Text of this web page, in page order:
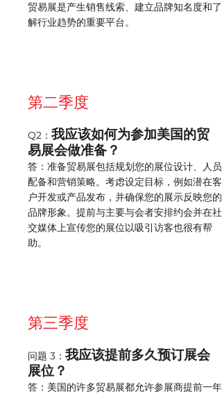
贸易展是产生销售线索、建立品牌知名度和了
解行业趋势的重要平台。
第二季度
Q2： 我应该如何为参加美国的贸
易展会做准备？
答：准备贸易展包括规划您的展位设计、人员
配备和营销策略。考虑设定目标，例如潜在客
户开发或产品发布，并确保您的展示反映您的
品牌形象。提前与主要与会者安排约会并在社
交媒体上宣传您的展位以吸引访客也很有帮
助。
第三季度
问题 3： 我应该提前多久预订展会
展位？
答：美国的许多贸易展都允许参展商提前一年